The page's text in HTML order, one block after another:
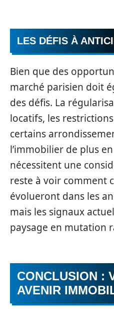
LES DÉFIS À
Bien que des
marché parisien doit
des défis. La
locatifs, les
certains
l’immobilier de plus
nécessitent une
reste à voir comment
évolueront dans les
mais les signaux
paysage en mutation
CONCLUSION :
AVENIR